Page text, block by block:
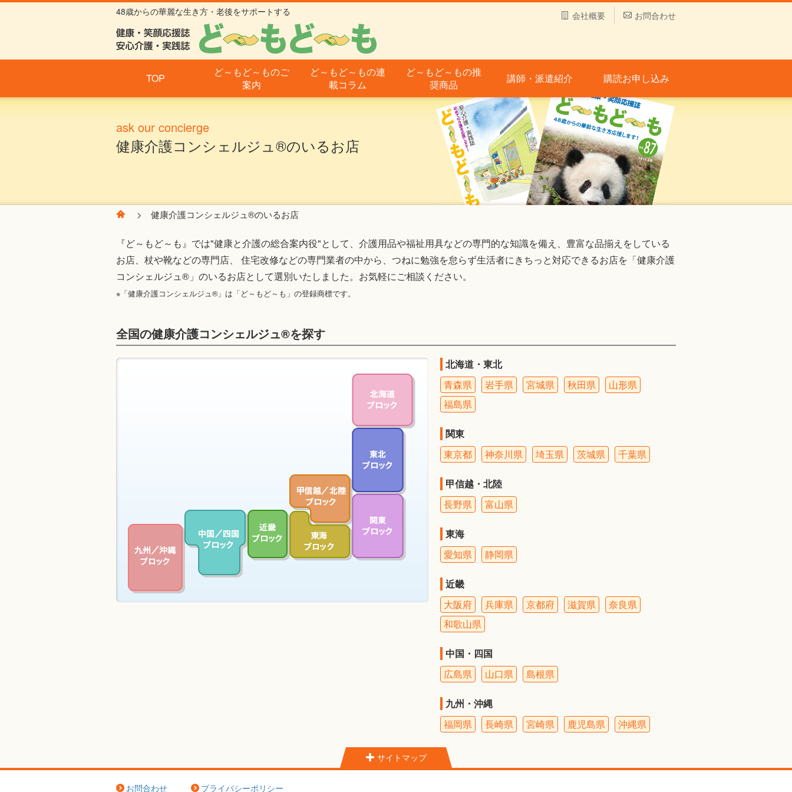
48歳からの華麗な生き方・老後をサポートする
TOP
ど～もど～ものご
案内
ど～もど～もの連
載コラム
ど～もど～もの推
奨商品
講師・派遣紹介 購読お申し込み
会社概要 お問合わせ
ask our concierge
健康介護コンシェルジュ®のいるお店
健康介護コンシェルジュ®のいるお店
『ど～もど～も』では"健康と介護の総合案内役"として、介護用品や福祉用具などの専門的な知識を備え、豊富な品揃えをしている
お店、杖や靴などの専門店、 住宅改修などの専門業者の中から、つねに勉強を怠らず生活者にきちっと対応できるお店を「健康介護
コンシェルジュ®」のいるお店として選別いたしました。お気軽にご相談ください。
※「健康介護コンシェルジュ®」は「ど～もど～も」の登録商標です。
全国の健康介護コンシェルジュ®を探す
北海道・東北
青森県
岩手県 宮城県 秋田県
山形県
福島県
関東
東京都
神奈川県 埼玉県 茨城県 千葉県
甲信越・北陸
長野県
富山県
東海
愛知県
静岡県
近畿
大阪府
兵庫県 京都府 滋賀県
奈良県
和歌山県
中国・四国
広島県
山口県 島根県
九州・沖縄
福岡県
長崎県 宮崎県 鹿児島県 沖縄県
サイトマップ
お問合わせ プライバシーポリシー